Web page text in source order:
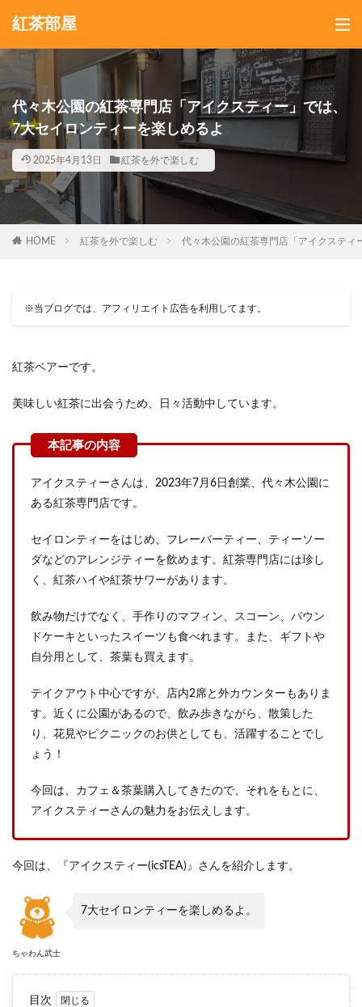
紅茶部屋
代々木公園の紅茶専門店「アイクスティー」では、
7大セイロンティーを楽しめるよ
2025年4月13日 紅茶を外で楽しむ
HOME 紅茶を外で楽しむ 代々木公園の紅茶専門店「アイクスティ
※当ブログでは、アフィリエイト広告を利用してます。
紅茶ベアーです。
美味しい紅茶に出会うため、日々活動中しています。
アイクスティーさんは、2023年7月6日創業、代々木公園に
ある紅茶専門店です。
セイロンティーをはじめ、フレーバーティー、ティーソー
ダなどのアレンジティーを飲めます。紅茶専門店には珍し
く、紅茶ハイや紅茶サワーがあります。
飲み物だけでなく、手作りのマフィン、スコーン、パウン
ドケーキといったスイーツも食べれます。また、ギフトや
自分用として、茶葉も買えます。
テイクアウト中心ですが、店内2席と外カウンターもありま
す。近くに公園があるので、飲み歩きながら、散策した
り、花見やピクニックのお供としても、活躍することでし
ょう！
今回は、カフェ＆茶葉購入してきたので、それをもとに、
アイクスティーさんの魅力をお伝えします。
今回は、『アイクスティー(icsTEA)』さんを紹介します。
ちゃわん武士
7大セイロンティーを楽しめるよ。
目次